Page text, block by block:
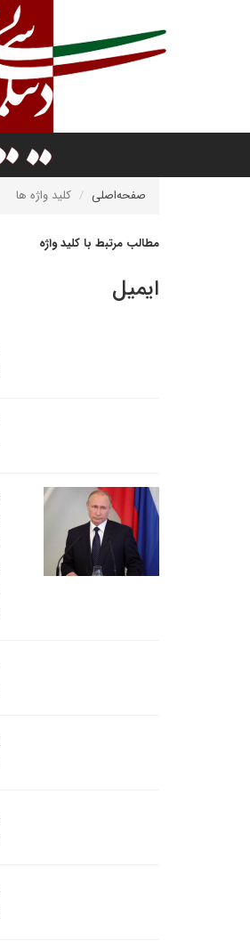
صفحه‌اصلی کلید واژه ها
مطالب مرتبط با کلید واژه
ایمیل